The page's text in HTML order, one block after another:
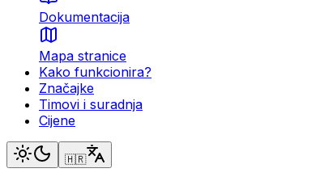
Dokumentacija
Mapa stranice
Kako funkcionira?
Značajke
Timovi i suradnja
Cijene
🇭🇷